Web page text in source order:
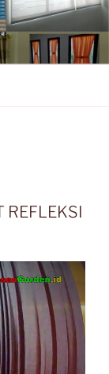
REFLEKSI